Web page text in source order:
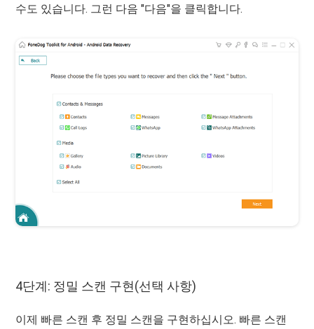
수도 있습니다. 그런 다음 "다음"을 클릭합니다.
4단계: 정밀 스캔 구현(선택 사항)
이제 빠른 스캔 후 정밀 스캔을 구현하십시오. 빠른 스캔